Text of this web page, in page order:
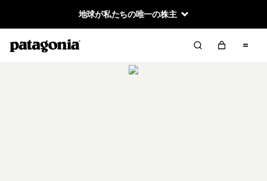
地球が私たちの唯一の株主